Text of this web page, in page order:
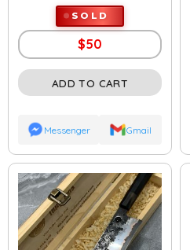
SOLD
$50
ADD TO CART
Messenger Gmail